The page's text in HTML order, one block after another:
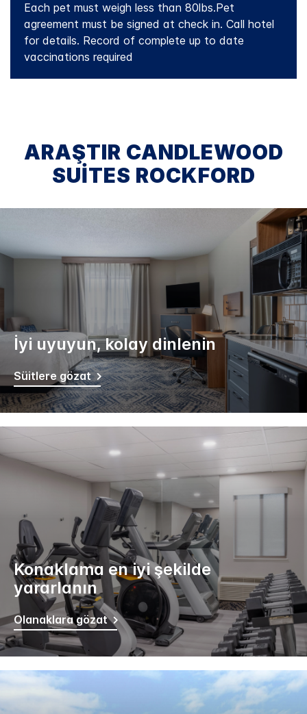
Each pet must weigh less than 80lbs.Pet
agreement must be signed at check in. Call hotel
for details. Record of complete up to date
vaccinations required
ARAŞTIR CANDLEWOOD
SUITES ROCKFORD
İyi uyuyun, kolay dinlenin
Süitlere gözat
Konaklama en iyi şekilde
yararlanın
Olanaklara gözat